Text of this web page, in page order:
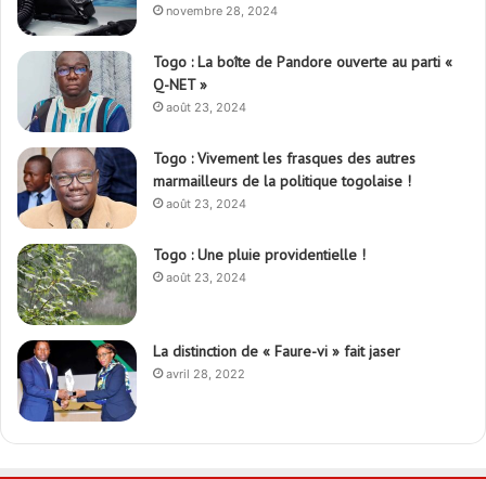
novembre 28, 2024
Togo : La boîte de Pandore ouverte au parti «
Q-NET »
août 23, 2024
Togo : Vivement les frasques des autres
marmailleurs de la politique togolaise !
août 23, 2024
Togo : Une pluie providentielle !
août 23, 2024
La distinction de « Faure-vi » fait jaser
avril 28, 2022